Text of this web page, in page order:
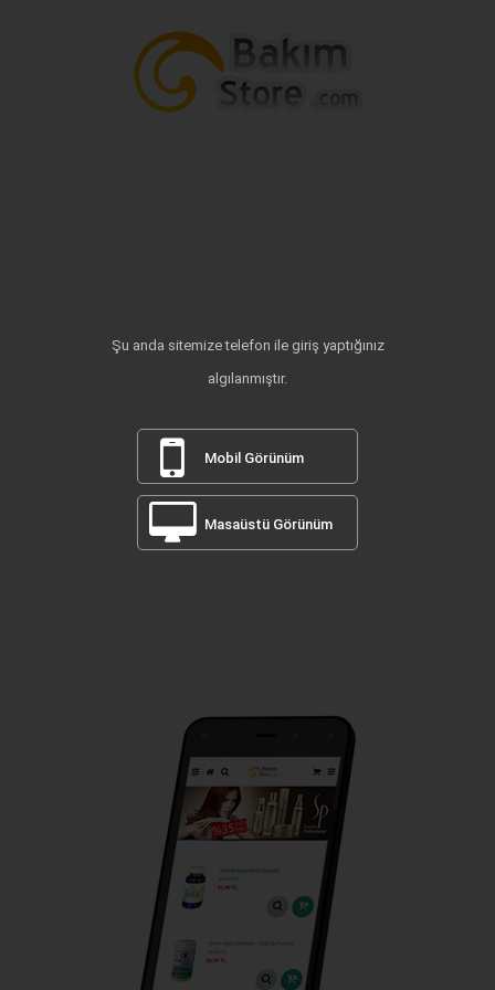
Şu anda sitemize telefon ile giriş yaptığınız
algılanmıştır.
Mobil Görünüm
Masaüstü Görünüm